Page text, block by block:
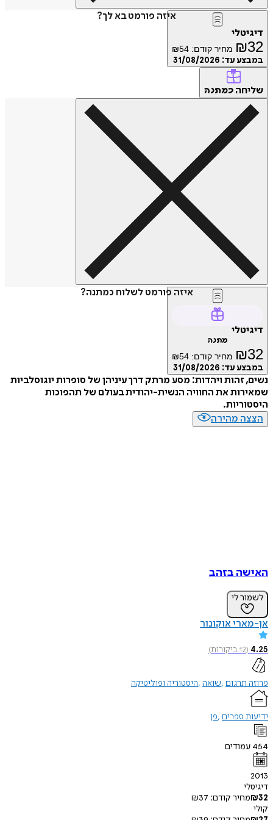
איזה פורמט בא לך?
₪ מחיר קודם: ₪54
עד:31/08/2026
כמתנה
איזה פורמט לשלוח כמתנה?
₪ מחיר קודם: ₪54
עד:31/08/2026
זהות ויהדות: מסע מרתק דרך עיניהן של סופרות יוגוסלביות
את החוויה הנשית-יהודית בעולם של תהפוכות
מהירה
בזהב
לי
אוקונור
12ביקורות)
תרגום שואה היסטוריה ופוליטיקה
ספרים פן
קודם:
₪37